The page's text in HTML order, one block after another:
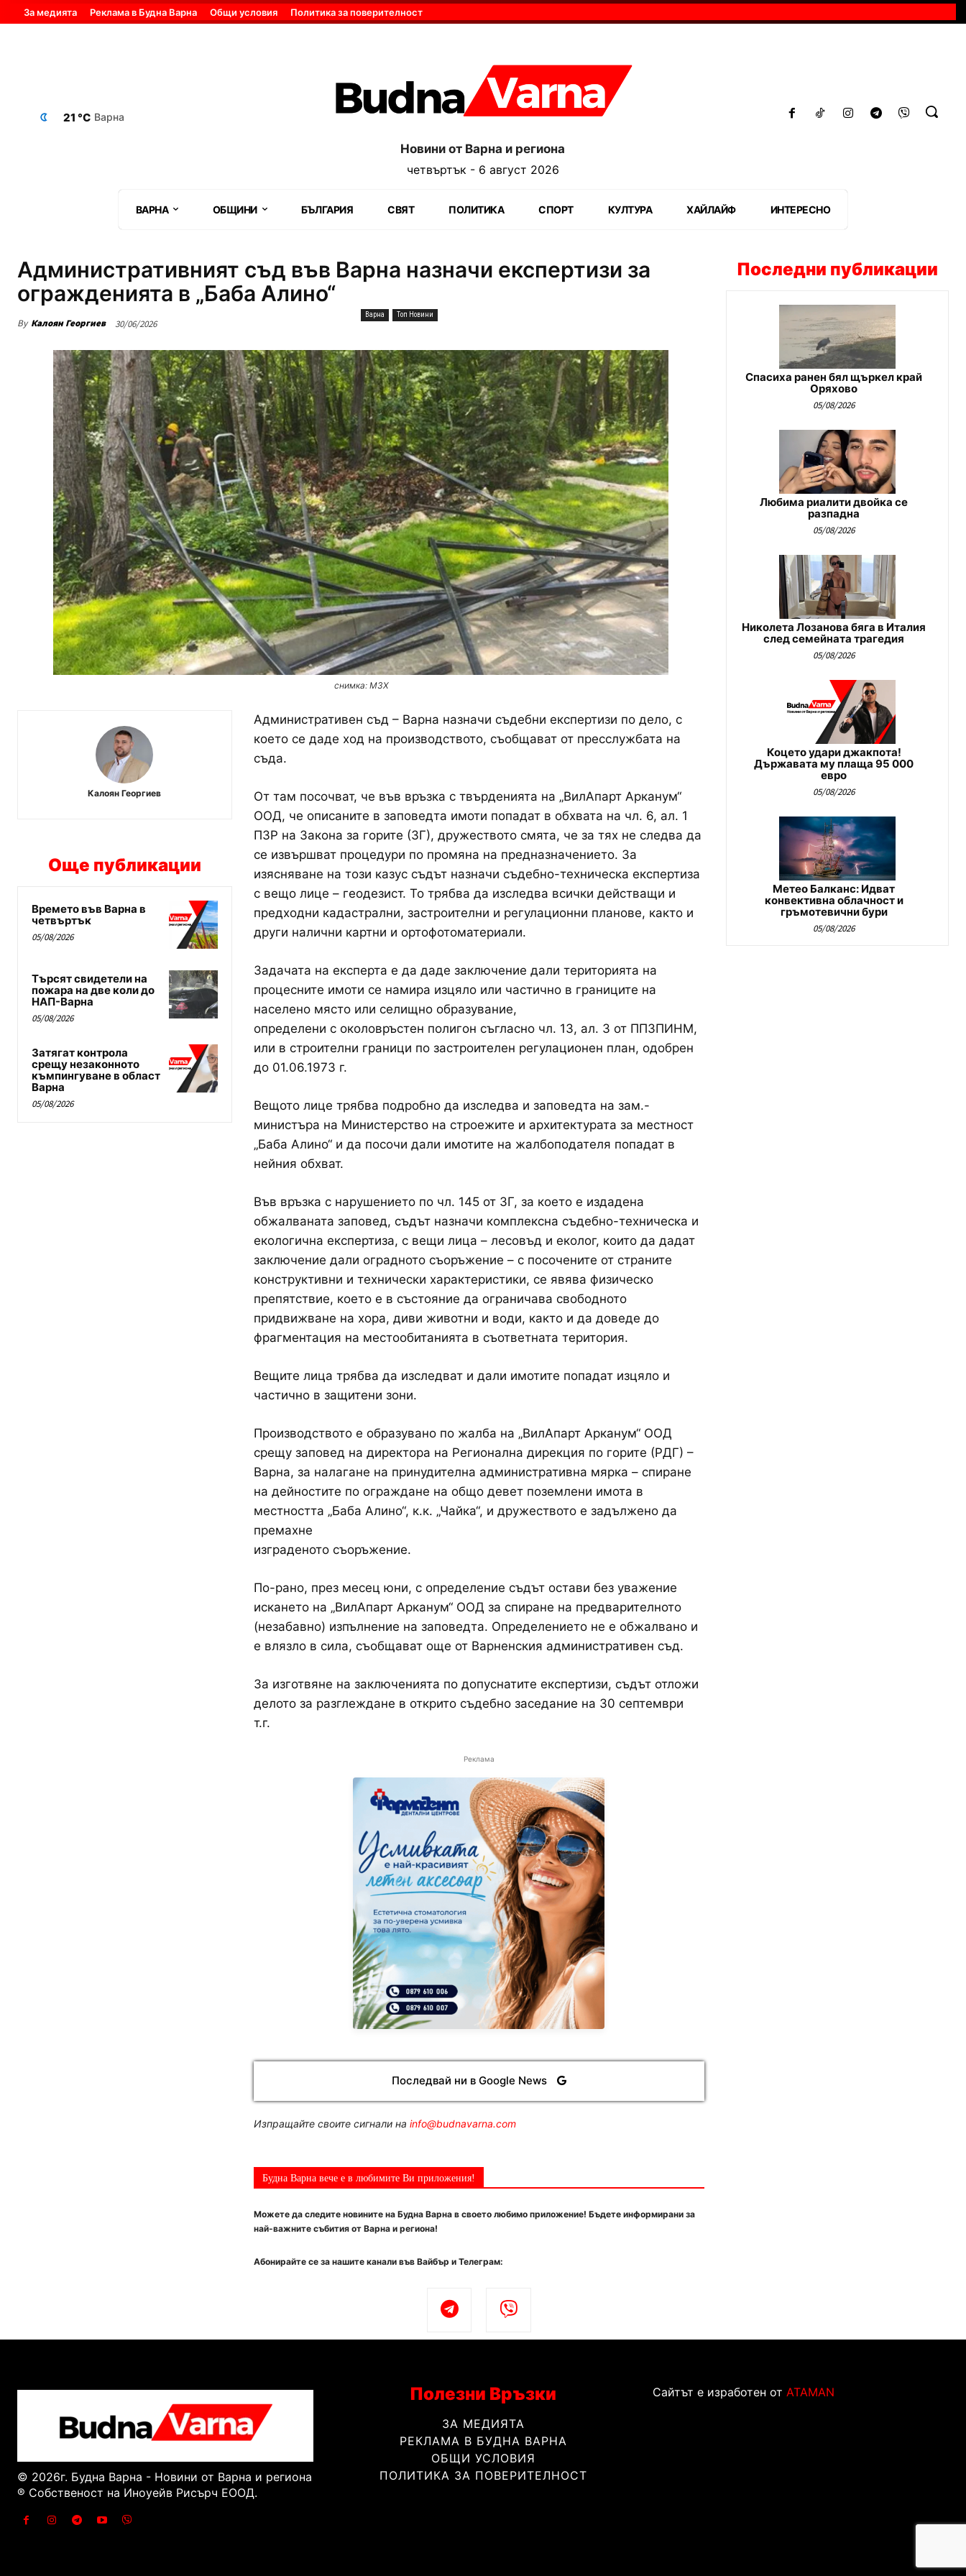
За медията Реклама в Будна Варна Общи условия Политика за поверителност
21 °C Варна
Новини от Варна и региона
четвъртък - 6 август 2026
ВАРНА ОБЩИНИ БЪЛГАРИЯ СВЯТ ПОЛИТИКА СПОРТ КУЛТУРА ХАЙЛАЙФ ИНТЕРЕСНО
Административният съд във Варна назначи експертизи за
огражденията в „Баба Алино“
By Калоян Георгиев 30/06/2026
Варна Топ Новини
снимка: МЗХ
Калоян Георгиев
Още публикации
Времето във Варна в
четвъртък
05/08/2026
Търсят свидетели на
пожара на две коли до
НАП-Варна
05/08/2026
Затягат контрола
срещу незаконното
къмпингуване в област
Варна
05/08/2026
Административен съд – Варна назначи съдебни експертизи по дело, с
което се даде ход на производството, съобщават от пресслужбата на
съда.
От там посочват, че във връзка с твърденията на „ВилАпарт Арканум“
ООД, че описаните в заповедта имоти попадат в обхвата на чл. 6, ал. 1
ПЗР на Закона за горите (ЗГ), дружеството смята, че за тях не следва да
се извършват процедури по промяна на предназначението. За
изясняване на този казус съдът назначи съдебно-техническа експертиза
с вещо лице – геодезист. То трябва да изследва всички действащи и
предходни кадастрални, застроителни и регулационни планове, както и
други налични картни и ортофотоматериали.
Задачата на експерта е да даде заключение дали територията на
процесните имоти се намира изцяло или частично в границите на
населено място или селищно образувание,
определени с околовръстен полигон съгласно чл. 13, ал. 3 от ППЗПИНМ,
или в строителни граници по застроителен регулационен план, одобрен
до 01.06.1973 г.
Вещото лице трябва подробно да изследва и заповедта на зам.-
министъра на Министерство на строежите и архитектурата за местност
„Баба Алино“ и да посочи дали имотите на жалбоподателя попадат в
нейния обхват.
Във връзка с нарушението по чл. 145 от ЗГ, за което е издадена
обжалваната заповед, съдът назначи комплексна съдебно-техническа и
екологична експертиза, с вещи лица – лесовъд и еколог, които да дадат
заключение дали оградното съоръжение – с посочените от страните
конструктивни и технически характеристики, се явява физическо
препятствие, което е в състояние да ограничава свободното
придвижване на хора, диви животни и води, както и да доведе до
фрагментация на местообитанията в съответната територия.
Вещите лица трябва да изследват и дали имотите попадат изцяло и
частично в защитени зони.
Производството е образувано по жалба на „ВилАпарт Арканум“ ООД
срещу заповед на директора на Регионална дирекция по горите (РДГ) –
Варна, за налагане на принудителна административна мярка – спиране
на дейностите по ограждане на общо девет поземлени имота в
местността „Баба Алино“, к.к. „Чайка“, и дружеството е задължено да
премахне
изграденото съоръжение.
По-рано, през месец юни, с определение съдът остави без уважение
искането на „ВилАпарт Арканум“ ООД за спиране на предварителното
(незабавно) изпълнение на заповедта. Определението не е обжалвано и
е влязло в сила, съобщават още от Варненския административен съд.
За изготвяне на заключенията по допуснатите експертизи, съдът отложи
делото за разглеждане в открито съдебно заседание на 30 септември
т.г.
Реклама
Последвай ни в Google News
Изпращайте своите сигнали на info@budnavarna.com
Будна Варна вече е в любимите Ви приложения!
Можете да следите новините на Будна Варна в своето любимо приложение! Бъдете информирани за
най-важните събития от Варна и региона!
Абонирайте се за нашите канали във Вайбър и Телеграм:
Последни публикации
Спасиха ранен бял щъркел край
Оряхово
05/08/2026
Любима риалити двойка се
разпадна
05/08/2026
Николета Лозанова бяга в Италия
след семейната трагедия
05/08/2026
Коцето удари джакпота!
Държавата му плаща 95 000
евро
05/08/2026
Метео Балканс: Идват
конвективна облачност и
гръмотевични бури
05/08/2026
© 2026г. Будна Варна - Новини от Варна и региона
® Собственост на Иноуейв Рисърч ЕООД.
Полезни Връзки
ЗА МЕДИЯТА
РЕКЛАМА В БУДНА ВАРНА
ОБЩИ УСЛОВИЯ
ПОЛИТИКА ЗА ПОВЕРИТЕЛНОСТ
Сайтът е изработен от ATAMAN